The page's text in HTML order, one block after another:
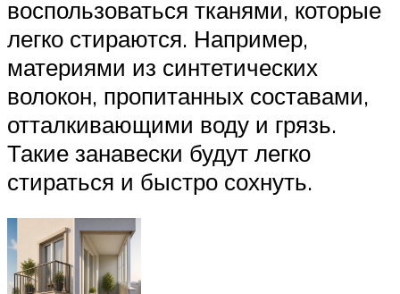
воспользоваться тканями, которые
легко стираются. Например,
материями из синтетических
волокон, пропитанных составами,
отталкивающими воду и грязь.
Такие занавески будут легко
стираться и быстро сохнуть.